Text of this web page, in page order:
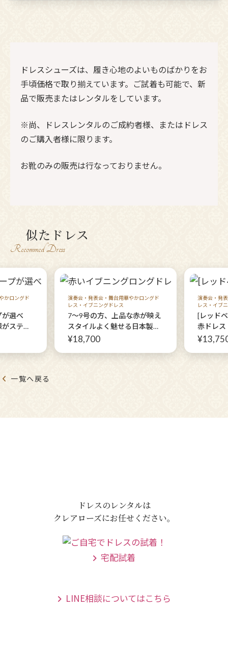
ドレスシューズは、履き心地のよいものばかりをお
手頃価格で取り揃えています。ご試着も可能で、新
品で販売またはレンタルをしています。
※尚、ドレスレンタルのご成約者様、またはドレス
のご購入者様に限ります。
お靴のみの販売は行なっておりません。
似たドレス
Recommed Dress
かロングド
選べ
ステー
演奏会・発表会・舞台用華やかロングド
レス・イブニングドレス
7〜9号の方、上品な赤が映え
スタイルよく魅せる日本製ロ
ングドレス【アミュールクラ
¥18,700
演奏会・発
レス・イブ
[レッド
赤ドレ
一覧へ戻る
ドレスのレンタルは
クレアローズにお任せください。
宅配試着
LINE相談についてはこちら